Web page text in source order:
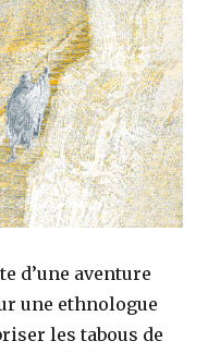
d’une aventure
une ethnologue
les tabous de